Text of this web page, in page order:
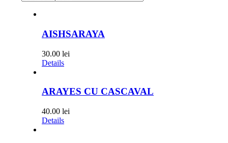
AISHSARAYA
30.00 lei
Details
ARAYES CU CASCAVAL
40.00 lei
Details